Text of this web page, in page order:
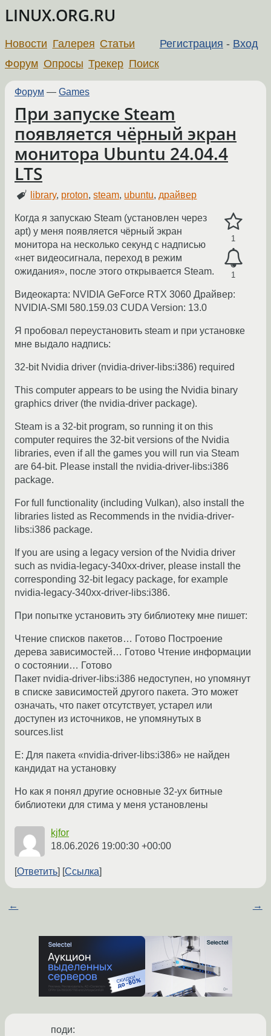
LINUX.ORG.RU
Регистрация - Вход
Новости Галерея Статьи
Форум Опросы Трекер Поиск
Форум — Games
При запуске Steam
появляется чёрный экран
монитора Ubuntu 24.04.4
LTS
library, proton,steam, ubuntu,драйвер
1
1
Когда я запускаю Steam (установлен через
apt) у меня появляется чёрный экран
монитора на несколько секунд с надписью
«нет видеосигнала, переход в режим
ожидания», после этого открывается Steam.
Видеокарта: NVIDIA GeForce RTX 3060 Драйвер:
NVIDIA-SMI 580.159.03 CUDA Version: 13.0
Я пробовал переустановить steam и при установке
мне выдало надпись:
32-bit Nvidia driver (nvidia-driver-libs:i386) required
This computer appears to be using the Nvidia binary
graphics driver (the nvidia-driver package).
Steam is a 32-bit program, so running it on this
computer requires the 32-bit versions of the Nvidia
libraries, even if all the games you will run via Steam
are 64-bit. Please install the nvidia-driver-libs:i386
package.
For full functionality (including Vulkan), also install the
libraries listed as Recommends in the nvidia-driver-
libs:i386 package.
If you are using a legacy version of the Nvidia driver
such as nvidia-legacy-340xx-driver, please install the
corresponding 32-bit legacy package, for example
nvidia-legacy-340xx-driver-libs:i386.
При попытке установить эту библиотеку мне пишет:
Чтение списков пакетов… Готово Построение
дерева зависимостей… Готово Чтение информации
о состоянии… Готово
Пакет nvidia-driver-libs:i386 недоступен, но упомянут
в списке зависимостей другого пакета. Это может
означать, что пакет отсутствует, устарел или
доступен из источников, не упомянутых в
sources.list
E: Для пакета «nvidia-driver-libs:i386» не найден
кандидат на установку
Но как я понял другие основные 32-ух битные
библиотеки для стима у меня установлены
kjfor
18.06.2026 19:00:30 +00:00
Ответить Ссылка
← →
поди: